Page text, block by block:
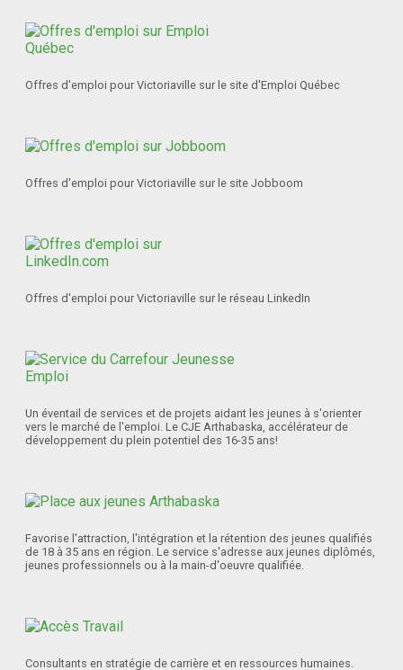
Offres d'emploi pour Victoriaville sur le site d'Emploi Québec
Offres d'emploi pour Victoriaville sur le site Jobboom
Offres d'emploi pour Victoriaville sur le réseau LinkedIn
Un éventail de services et de projets aidant les jeunes à s'orienter
vers le marché de l'emploi. Le CJE Arthabaska, accélérateur de
développement du plein potentiel des 16-35 ans!
Favorise l'attraction, l'intégration et la rétention des jeunes qualifiés
de 18 à 35 ans en région. Le service s'adresse aux jeunes diplômés,
jeunes professionnels ou à la main-d'oeuvre qualifiée.
Consultants en stratégie de carrière et en ressources humaines.